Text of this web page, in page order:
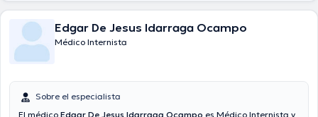
Edgar De Jesus Idarraga Ocampo
Médico Internista
Sobre el especialista
El médico Edgar De Jesus Idarraga Ocampo es Médico Internista y